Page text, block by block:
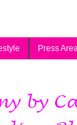
Press